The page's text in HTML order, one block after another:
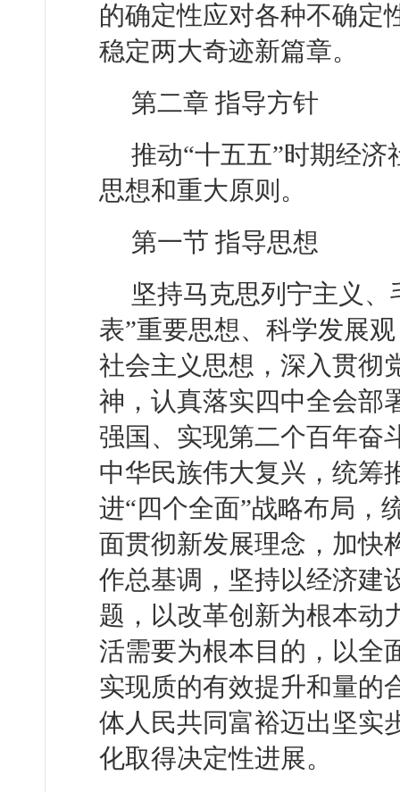
的确定性应对各种不确定
稳定两大奇迹新篇章。
第二章 指导方针
推动“十五五”时期经
思想和重大原则。
第一节 指导思想
坚持马克思列宁主义
表”重要思想、科学发展
社会主义思想，深入贯彻
神，认真落实四中全会部
强国、实现第二个百年奋
中华民族伟大复兴，统筹
进“四个全面”战略布局，
面贯彻新发展理念，加快
作总基调，坚持以经济建
题，以改革创新为根本动
活需要为根本目的，以全
实现质的有效提升和量的
体人民共同富裕迈出坚实
化取得决定性进展。